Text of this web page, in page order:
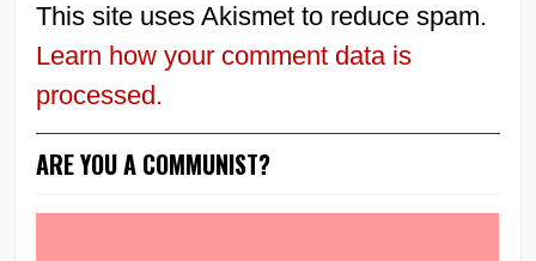
This site uses Akismet to reduce spam.
Learn how your comment data is
processed.
ARE YOU A COMMUNIST?